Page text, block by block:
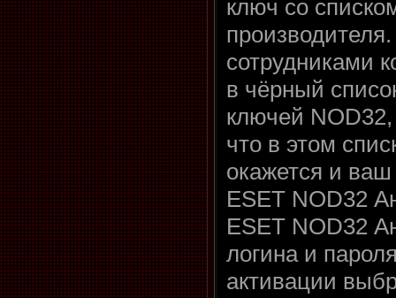
ключ со
сотрудниками
в чёрный
ключей
что в этом
окажется и
ESET NOD32
ESET NOD32
логина и
активации